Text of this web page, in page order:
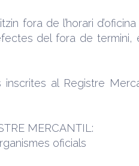
fora de l’horari
del fora de
inscrites al Registre
MERCANTIL:
oficials